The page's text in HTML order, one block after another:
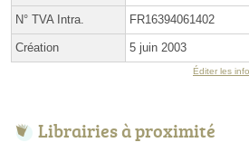
N° TVA Intra. FR16394061402
Création 5 juin 2003
Éditer les
Librairies à proximité